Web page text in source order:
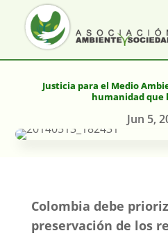
Justicia para el Medio
humanidad que
Jun 5,
Colombia debe
preservación de los